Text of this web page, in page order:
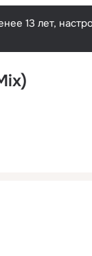
13 лет,